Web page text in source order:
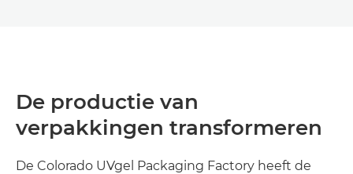
De productie van
verpakkingen transformeren
De Colorado UVgel Packaging Factory heeft de